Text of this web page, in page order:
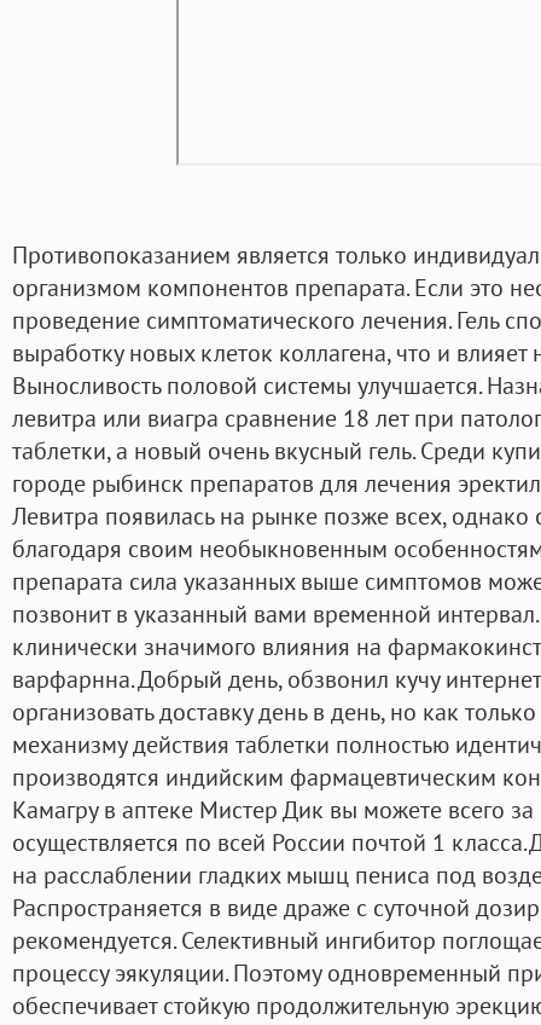
Противопоказанием является только
организмом компонентов препарата. Если это
проведение симптоматического лечения. Гель
выработку новых клеток коллагена, что и
Выносливость половой системы улучшается.
левитра или виагра сравнение 18 лет при
таблетки, а новый очень вкусный гель. Среди
городе рыбинск препаратов для лечения
Левитра появилась на рынке позже всех,
благодаря своим необыкновенным
препарата сила указанных выше симптомов
позвонит в указанный вами временной
клинически значимого влияния на
варфарнна. Добрый день, обзвонил кучу
организовать доставку день в день, но как
механизму действия таблетки полностью
производятся индийским фармацевтическим
Камагру в аптеке Мистер Дик вы можете всего за
осуществляется по всей России почтой 1
на расслаблении гладких мышц пениса под
Распространяется в виде драже с суточной
рекомендуется. Селективный ингибитор
процессу эякуляции. Поэтому одновременный
обеспечивает стойкую продолжительную